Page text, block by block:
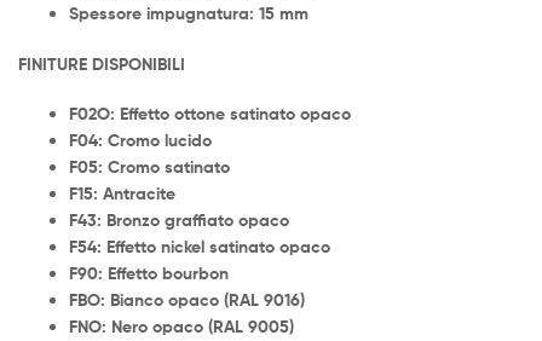
Spessore impugnatura: 15 mm
FINITURE DISPONIBILI
F02O: Effetto ottone satinato opaco
F04: Cromo lucido
F05: Cromo satinato
F15: Antracite
F43: Bronzo graffiato opaco
F54: Effetto nickel satinato opaco
F90: Effetto bourbon
FBO: Bianco opaco (RAL 9016)
FNO: Nero opaco (RAL 9005)